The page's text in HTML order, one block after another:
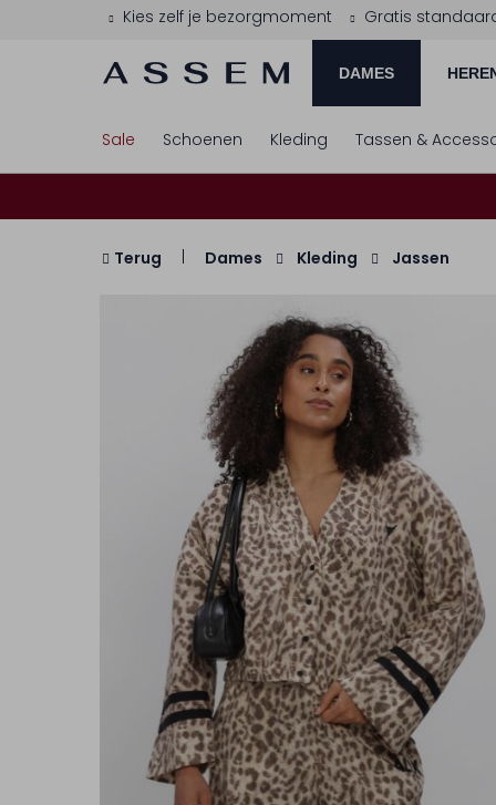
Kies zelf je bezorgmoment Gratis
DAMES
Sale Schoenen Kleding Tassen &
Terug Dames Kleding Jassen